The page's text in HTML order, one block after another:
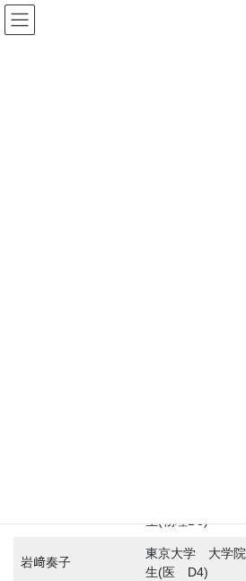
コ
ン
ナ
ビ
生(物理D3)
岩﨑奏子
東京大学 大学院
生(医 D4)